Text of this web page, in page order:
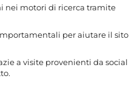
nei motori di ricerca tramite
per aiutare il sito
a visite provenienti da social